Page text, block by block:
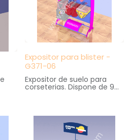
Expositor para blister -
G371-06
Expositor de suelo para
corseterias. Dispone de 9
ganchos perchas. Cartela
Medidas: 90 cm. ancho X
39 cm. fondo X 200 cm.